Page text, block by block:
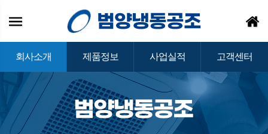
회사소개 제품정보 사업실적 고객센터